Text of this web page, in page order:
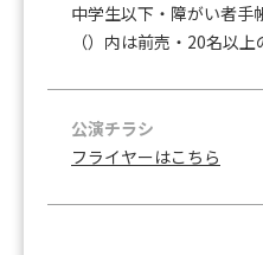
中学生以下・障がい者
（）内は前売・20名以
公演チラシ
フライヤーはこちら